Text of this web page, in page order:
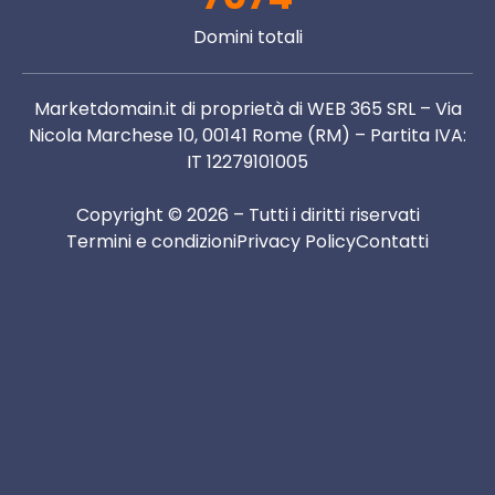
Domini totali
Marketdomain.it di proprietà di WEB 365 SRL – Via
Nicola Marchese 10, 00141 Rome (RM) – Partita IVA:
IT 12279101005
Copyright © 2026 – Tutti i diritti riservati
Termini e condizioniPrivacy PolicyContatti